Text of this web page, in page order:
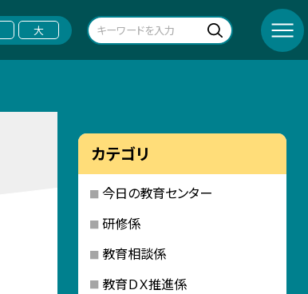
大
カテゴリ
今日の教育センター
研修係
教育相談係
教育ＤＸ推進係